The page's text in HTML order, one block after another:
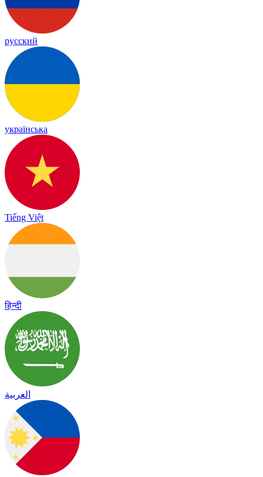
русский
українська
Tiếng Việt
हिन्दी
العربية